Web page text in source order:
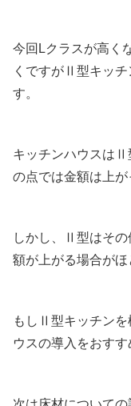
今回Lクラスが高く
くですがⅡ型キッチ
す。
キッチンハウスはⅡ
の点では金額は上が
しかし、Ⅱ型はその
額が上がる場合がほ
もしⅡ型キッチンを
ウスの導入をおすす